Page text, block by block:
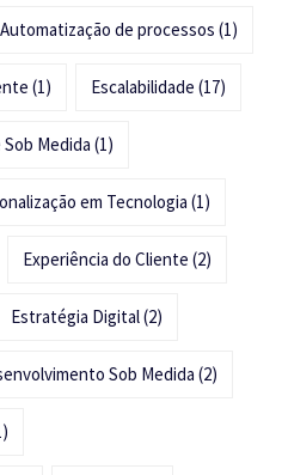
Automatização de processos (1)
(1) Escalabilidade (17)
Medida (1)
em Tecnologia (1)
Experiência do Cliente (2)
Estratégia Digital(2)
Sob Medida (2)